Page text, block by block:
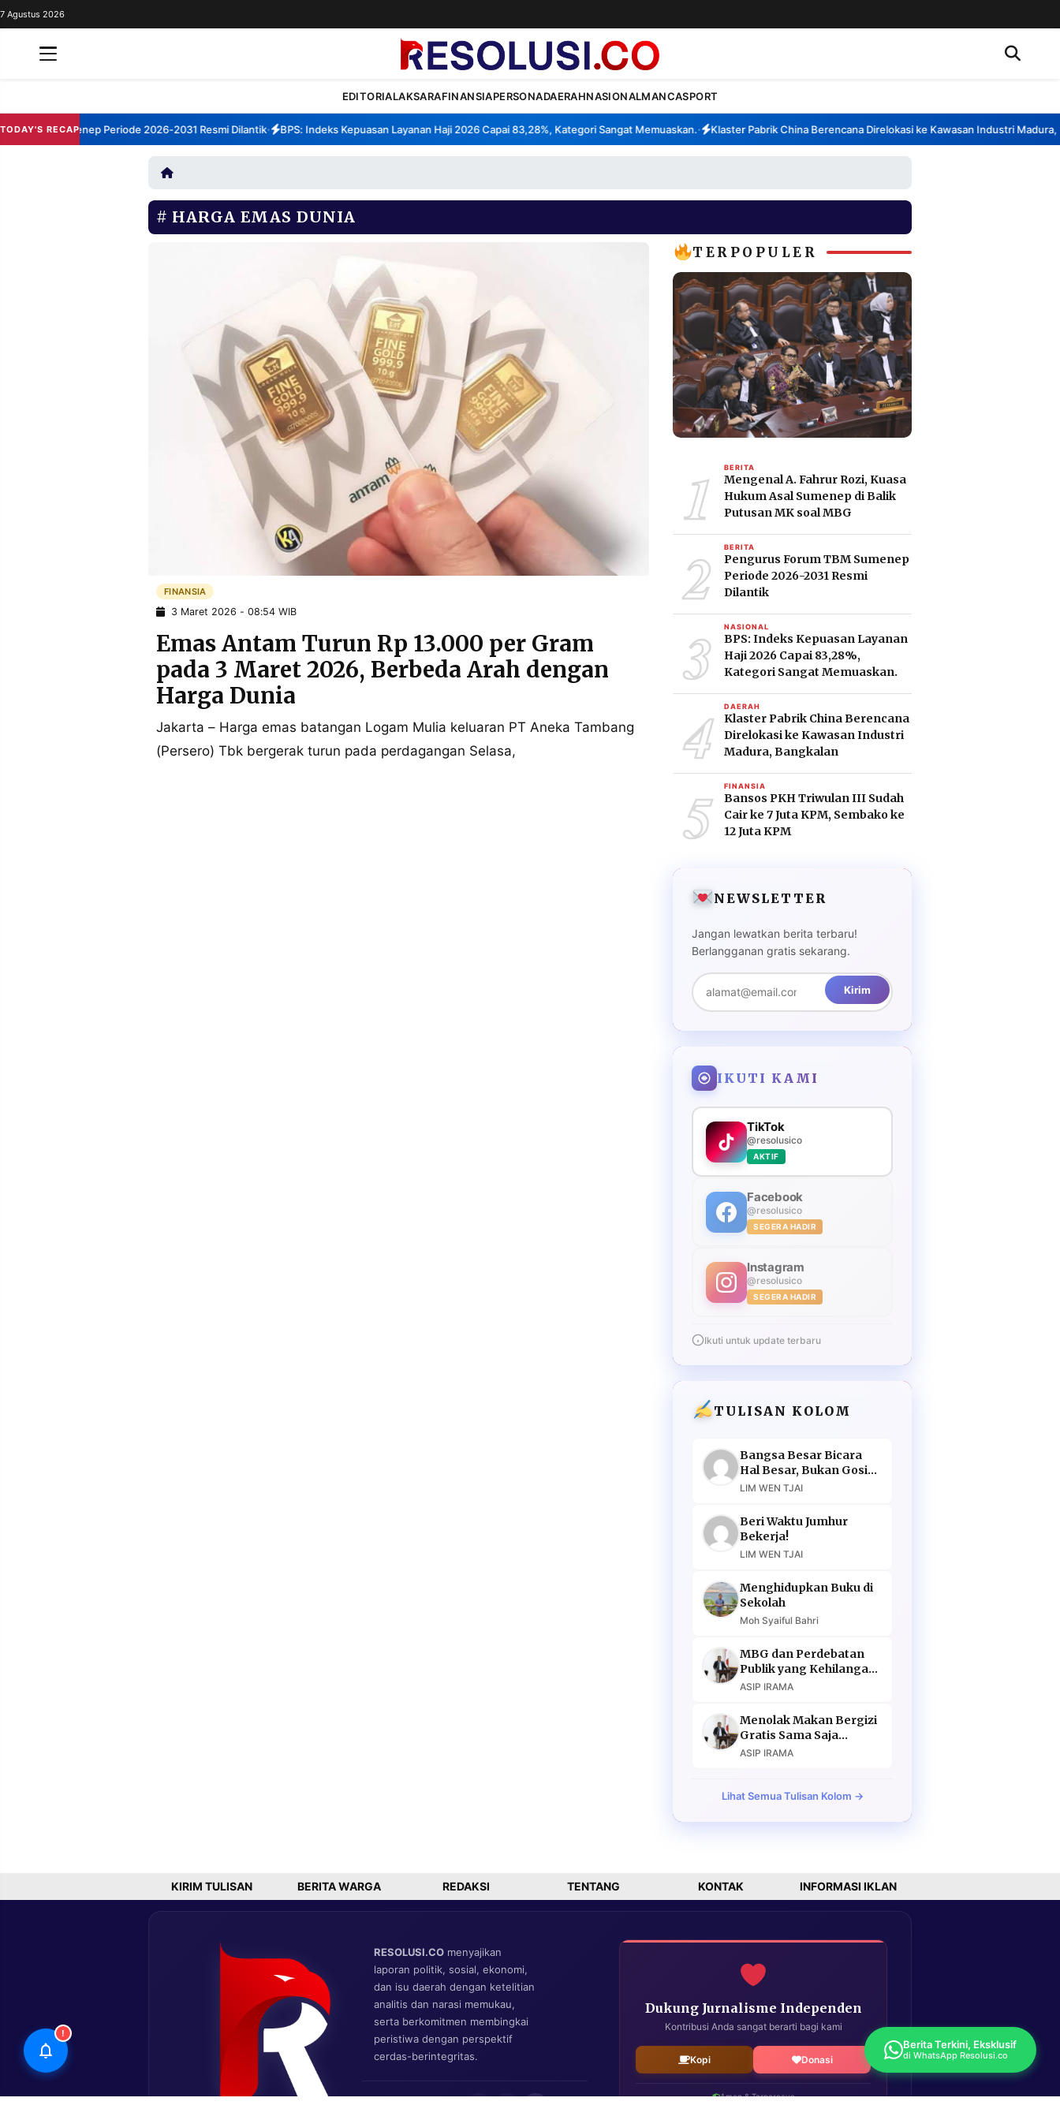
REDAKSI
PERSONA
7 Agustus 2026
EDITORIALAKSARAFINANSIAPERSONADAERAHNASIONALMANCASPORT
TODAY'S RECAP
TBM Sumenep Periode 2026-2031 Resmi Dilantik• BPS: Indeks Kepuasan Layanan Haji 2026 Capai 83,28%, Kategori Sangat Memuaskan.• Klaster Pabrik China Berencana Direlokasi ke Kawasan Industri Madura,
HARGA EMAS DUNIA
FINANSIA
3 Maret 2026 - 08:54 WIB
Emas Antam Turun Rp 13.000 per Gram
pada 3 Maret 2026, Berbeda Arah dengan
Harga Dunia
Jakarta – Harga emas batangan Logam Mulia keluaran PT Aneka Tambang
(Persero) Tbk bergerak turun pada perdagangan Selasa,
TERPOPULER
1 BERITA
Mengenal A. Fahrur Rozi, Kuasa
Hukum Asal Sumenep di Balik
Putusan MK soal MBG
2 BERITA
Pengurus Forum TBM Sumenep
Periode 2026-2031 Resmi
Dilantik
3 NASIONAL
BPS: Indeks Kepuasan Layanan
Haji 2026 Capai 83,28%,
Kategori Sangat Memuaskan.
4 DAERAH
Klaster Pabrik China Berencana
Direlokasi ke Kawasan Industri
Madura, Bangkalan
5 FINANSIA
Bansos PKH Triwulan III Sudah
Cair ke 7 Juta KPM, Sembako ke
12 Juta KPM
NEWSLETTER
Jangan lewatkan berita terbaru!
Berlangganan gratis sekarang.
Kirim
IKUTI KAMI
TikTok
@resolusico
AKTIF
Facebook
@resolusico
SEGERA HADIR
Instagram
@resolusico
SEGERA HADIR
Ikuti untuk update terbaru
TULISAN KOLOM
Bangsa Besar Bicara
Hal Besar, Bukan Gosip
Murahan
LIM WEN TJAI
Beri Waktu Jumhur
Bekerja!
LIM WEN TJAI
Menghidupkan Buku di
Sekolah
Moh Syaiful Bahri
MBG dan Perdebatan
Publik yang Kehilangan
Argumen
ASIP IRAMA
Menolak Makan Bergizi
Gratis Sama Saja
Menolak Masa Depan
ASIP IRAMA
Lihat Semua Tulisan Kolom →
KIRIM TULISAN BERITA WARGA REDAKSI TENTANG KONTAK INFORMASI IKLAN
RESOLUSI.CO menyajikan
laporan politik, sosial, ekonomi,
dan isu daerah dengan ketelitian
analitis dan narasi memukau,
serta berkomitmen membingkai
peristiwa dengan perspektif
cerdas-berintegritas.
Dukung Jurnalisme Independen
Kontribusi Anda sangat berarti bagi kami
Kopi Donasi
Aman & Terpercaya
!
Berita Terkini, Eksklusif
di WhatsApp Resolusi.co